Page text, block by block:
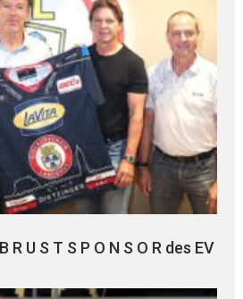
U S T S P O N S O R des EV